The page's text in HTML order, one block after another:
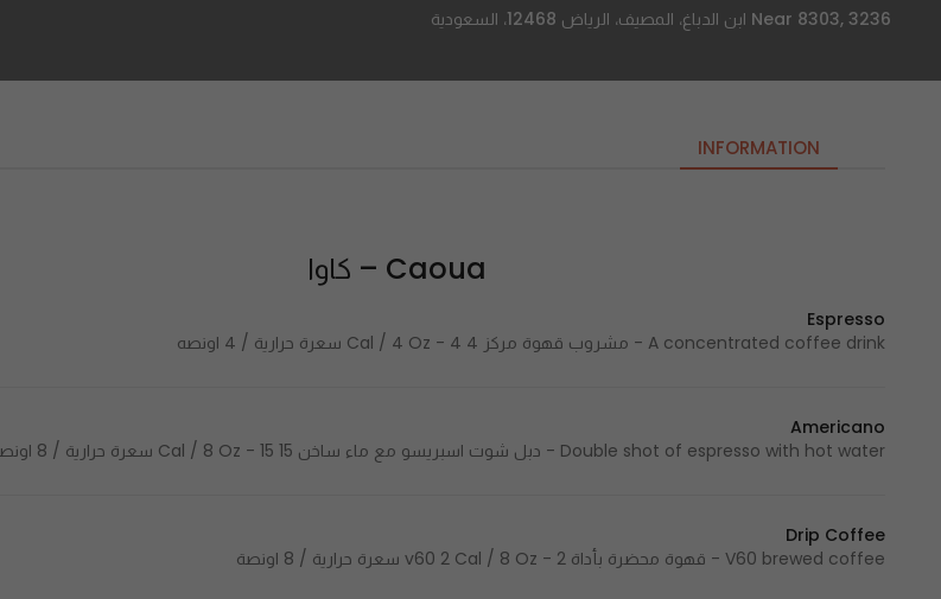
Near 8303, 3236 ابن الدباغ، المصيف، الرياض 12468، السعودية
INFORMATION
Caoua – كاوا
Espresso
A concentrated coffee drink - مشروب قهوة مركز 4 Cal / 4 Oz - 4 سعرة حرارية / 4 اونصه
Americano
Double shot of espresso with hot water - دبل شوت اسبريسو مع ماء ساخن 15 Cal / 8 Oz - 15 سعرة حرارية / 8 اونصة
Drip Coffee
V60 brewed coffee - قهوة محضرة بأداة v60 2 Cal / 8 Oz - 2 سعرة حرارية / 8 اونصة